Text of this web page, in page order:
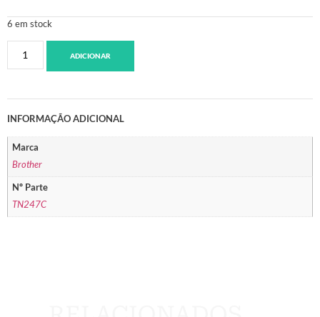
6 em stock
ADICIONAR
INFORMAÇÃO ADICIONAL
Marca
Brother
Nº Parte
TN247C